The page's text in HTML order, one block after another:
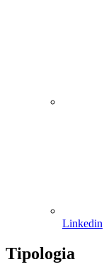
Linkedin
Tipologia